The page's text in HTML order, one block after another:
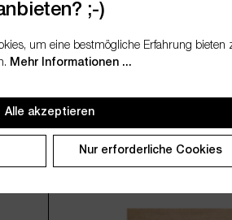
die Schaltflächen um
Versand
Wert ein
Inkl.
Produkt Anzahl:
;-)
um eine bestmögliche Erfahrung bieten
Mehr Informationen ...
Alle akzeptieren
Nur erforderliche Cookies